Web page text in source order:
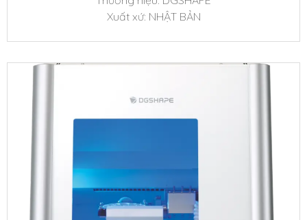
Xuất xứ: NHẬT BẢN